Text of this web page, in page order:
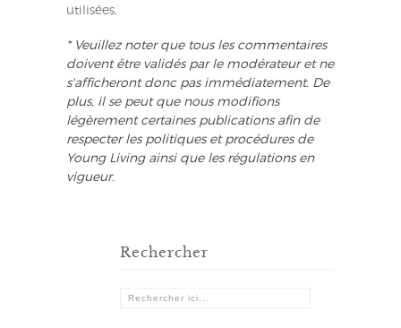
utilisées.
* Veuillez noter que tous les commentaires
doivent être validés par le modérateur et ne
s'afficheront donc pas immédiatement. De
plus, il se peut que nous modifions
légèrement certaines publications afin de
respecter les politiques et procédures de
Young Living ainsi que les régulations en
vigueur.
Rechercher